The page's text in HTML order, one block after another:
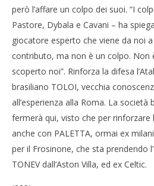
però l’affare un colpo dei suoi. “I
Pastore, Dybala e Cavani – ha
giocatore esperto che viene da noi
contributo, ma non è un colpo. Non
scoperto noi”. Rinforza la difesa
brasiliano TOLOI, vecchia
all’esperienza alla Roma. La società
fermerà qui, visto che per
anche con PALETTA, ormai ex
per il Frosinone, che sta prendendo
TONEV dall’Aston Villa, ed ex Celtic.